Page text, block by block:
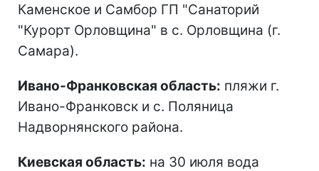
Каменское и Самбор ГП "Санаторий
"Курорт Орловщина" в с. Орловщина (г.
Самара).
Ивано-Франковская область: пляжи г.
Ивано-Франковск и с. Поляница
Надворнянского района.
Киевская область: на 30 июля вода